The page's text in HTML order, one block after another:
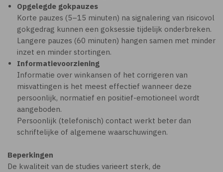
Opgelegde gokpauzes
Korte pauzes (5–15 minuten) na signalering van risicovol
gokgedrag kunnen een goksessie tijdelijk onderbreken.
Langere pauzes (60 minuten) hangen samen met minder
inzet en minder stortingen.
Informatievoorziening
Informatie over winkansen of het corrigeren van
misvattingen is het meest effectief wanneer deze
persoonlijk, normatief en positief-emotioneel wordt
aangeboden.
Persoonlijk (telefonisch) contact werkt beter dan
schriftelijke of algemene waarschuwingen.
Beperkingen
De kwaliteit van de studies varieert sterk, de